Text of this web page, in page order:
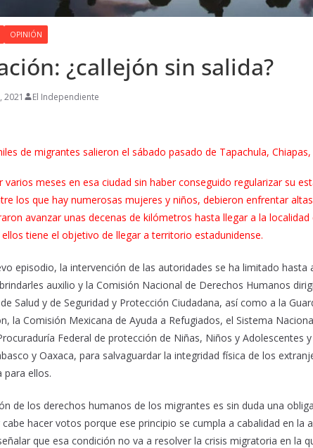
OPINIÓN
¿callejón sin salida?
2021 El Independiente
de migrantes salieron el sábado pasado de Tapachula,
varios meses en esa ciudad sin haber conseguido regularizar su
los que hay numerosas mujeres y niños, debieron enfrentar
avanzar unas decenas de kilómetros hasta llegar a la localidad
tiene el objetivo de llegar a territorio estadunidense.
episodio, la intervención de las autoridades se ha limitado
auxilio y la Comisión Nacional de Derechos Humanos
Salud y de Seguridad y Protección Ciudadana, así como a la
la Comisión Mexicana de Ayuda a Refugiados, el Sistema
Federal de protección de Niñas, Niños y Adolescentes
y Oaxaca, para salvaguardar la integridad física de los
para ellos.
de los derechos humanos de los migrantes es sin duda una
hacer votos porque ese principio se cumpla a cabalidad en la
que esa condición no va a resolver la crisis migratoria en la